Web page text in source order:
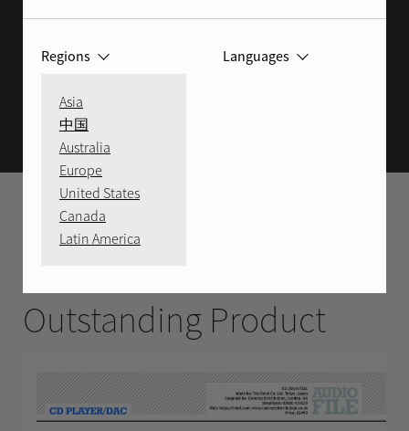
MARCH 2025
Outstanding Product
Regions
Asia
中国
Australia
Europe
United States
Canada
Latin America
Languages